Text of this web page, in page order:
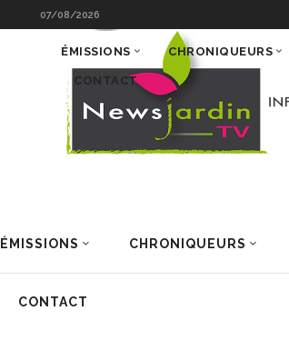
07/08/2026
ÉMISSIONS CHRONIQUEURS
CONTACT
ÉMISSIONS CHRONIQUEURS
CONTACT